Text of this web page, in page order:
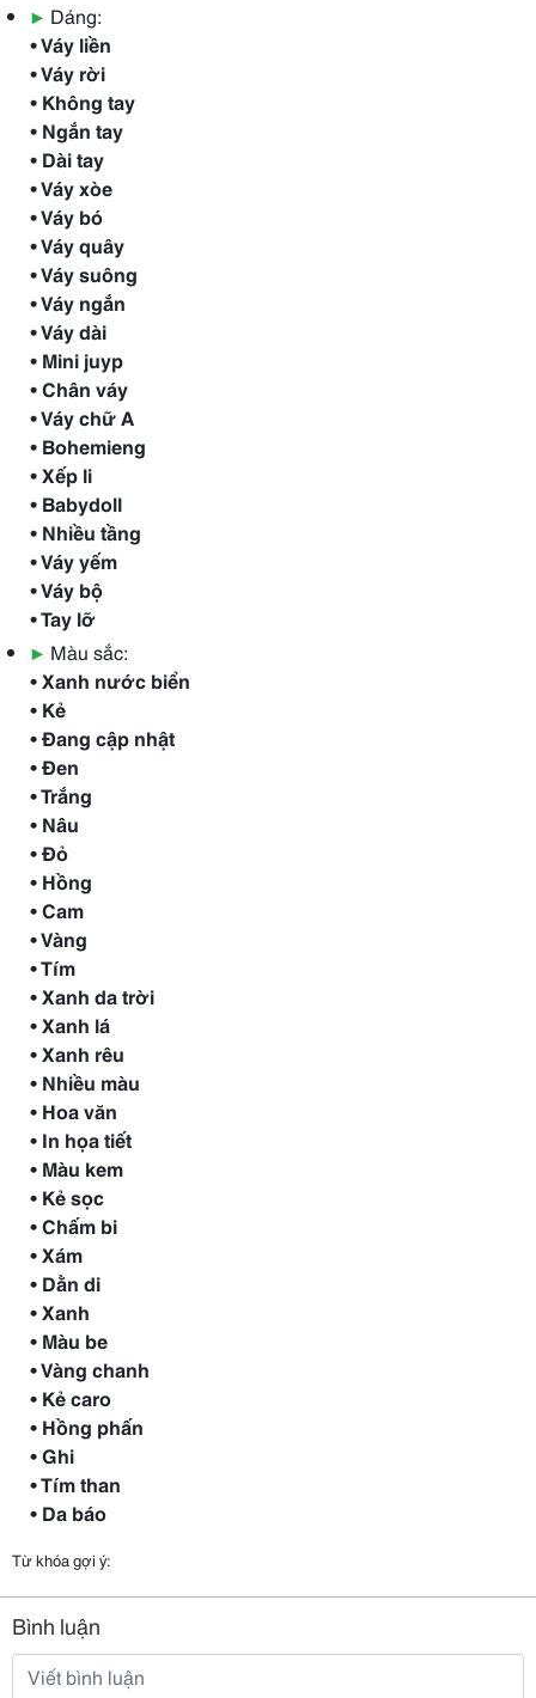
▶ Dáng:
• Váy liền
• Váy rời
• Không tay
• Ngắn tay
• Dài tay
• Váy xòe
• Váy bó
• Váy quây
• Váy suông
• Váy ngắn
• Váy dài
• Mini juyp
• Chân váy
• Váy chữ A
• Bohemieng
• Xếp li
• Babydoll
• Nhiều tầng
• Váy yếm
• Váy bộ
• Tay lỡ
▶ Màu sắc:
• Xanh nước biển
• Kẻ
• Đang cập nhật
• Đen
• Trắng
• Nâu
• Đỏ
• Hồng
• Cam
• Vàng
• Tím
• Xanh da trời
• Xanh lá
• Xanh rêu
• Nhiều màu
• Hoa văn
• In họa tiết
• Màu kem
• Kẻ sọc
• Chấm bi
• Xám
• Dằn di
• Xanh
• Màu be
• Vàng chanh
• Kẻ caro
• Hồng phấn
• Ghi
• Tím than
• Da báo
Từ khóa gợi ý:
Bình luận